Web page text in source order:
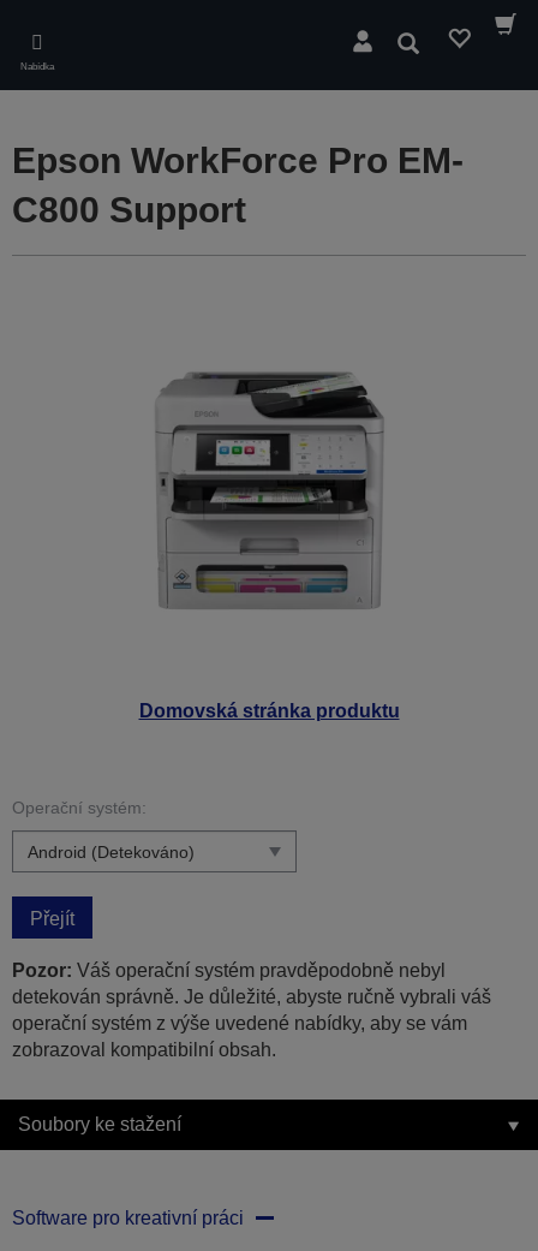
main
content
Nabídka
Hledat
Domovská stránka produktu
Epson WorkForce Pro EM-
C800 Support
Operační systém:
Přejít
Pozor: Váš operační systém pravděpodobně nebyl
detekován správně. Je důležité, abyste ručně vybrali váš
operační systém z výše uvedené nabídky, aby se vám
zobrazoval kompatibilní obsah.
Soubory ke stažení
Software pro kreativní práci